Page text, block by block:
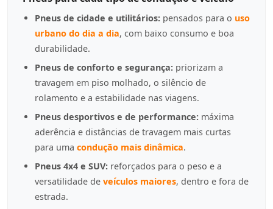
Pneus de cidade e utilitários: pensados para o uso
urbano do dia a dia, com baixo consumo e boa
durabilidade.
Pneus de conforto e segurança: priorizam a
travagem em piso molhado, o silêncio de
rolamento e a estabilidade nas viagens.
Pneus desportivos e de performance: máxima
aderência e distâncias de travagem mais curtas
para uma condução mais dinâmica.
Pneus 4x4 e SUV: reforçados para o peso e a
versatilidade de veículos maiores, dentro e fora de
estrada.